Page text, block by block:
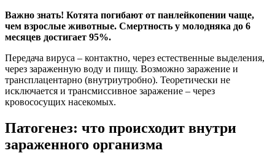
Важно знать! Котята погибают от панлейкопении чаще,
чем взрослые животные. Смертность у молодняка до 6
месяцев достигает 95%.
Передача вируса – контактно, через естественные выделения,
через зараженную воду и пищу. Возможно заражение и
трансплацентарно (внутриутробно). Теоретически не
исключается и трансмиссивное заражение – через
кровососущих насекомых.
Патогенез: что происходит внутри
зараженного организма